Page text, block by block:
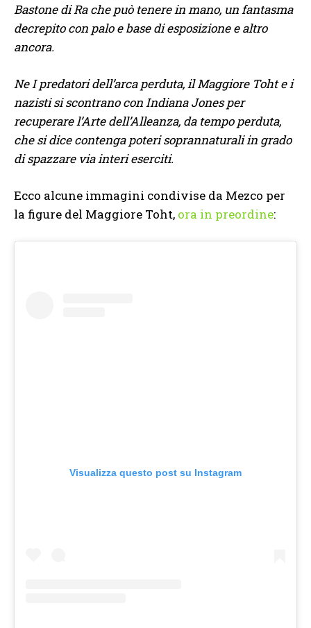
Bastone di Ra che può tenere in mano, un fantasma
decrepito con palo e base di esposizione e altro
ancora.
Ne I predatori dell’arca perduta, il Maggiore Toht e i
nazisti si scontrano con Indiana Jones per
recuperare l’Arte dell’Alleanza, da tempo perduta,
che si dice contenga poteri soprannaturali in grado
di spazzare via interi eserciti.
Ecco alcune immagini condivise da Mezco per
la figure del Maggiore Toht, ora in preordine:
Visualizza questo post su Instagram